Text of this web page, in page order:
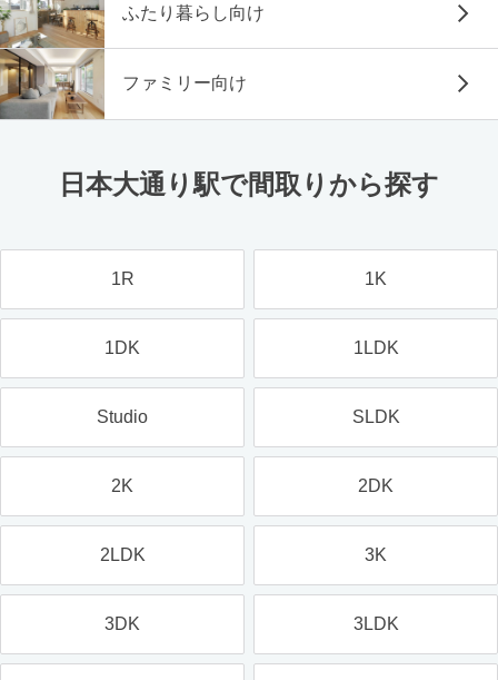
ふたり暮らし向け
ファミリー向け
日本大通り駅で間取りから探す
1R 1K
1DK 1LDK
Studio SLDK
2K 2DK
2LDK 3K
3DK 3LDK